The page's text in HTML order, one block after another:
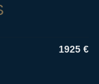
1925 €